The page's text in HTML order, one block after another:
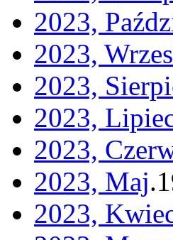
2023,
2023,
2023,
2023,
2023,
2023, Maj.
2023,